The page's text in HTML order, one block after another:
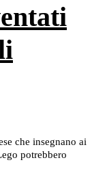
che insegnano ai
potrebbero